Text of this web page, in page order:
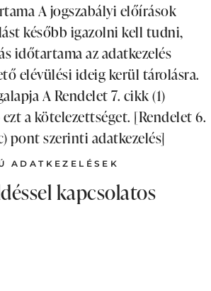
A jogszabályi előírások
később igazolni kell tudni,
időtartama az adatkezelés
elévülési ideig kerül tárolásra.
A Rendelet 7. cikk (1)
a kötelezettséget. [Rendelet 6.
pont szerinti adatkezelés]
ADATKEZELÉSEK
kapcsolatos